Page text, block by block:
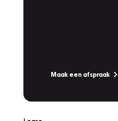
Maak een afspraak